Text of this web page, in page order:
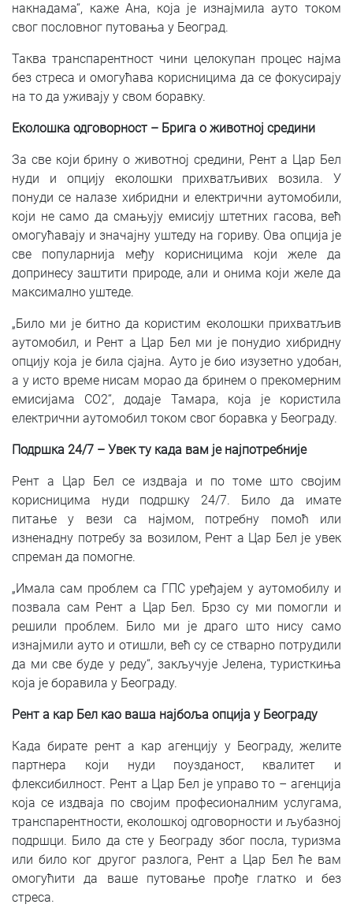
накнадама“, каже Ана, која је изнајмила ауто током
свог пословног путовања у Београд.
Таква транспарентност чини целокупан процес најма
без стреса и омогућава корисницима да се фокусирају
на то да уживају у свом боравку.
Еколошка одговорност – Брига о животној средини
За све који брину о животној средини, Рент а Цар Бел
нуди и опцију еколошки прихватљивих возила. У
понуди се налазе хибридни и електрични аутомобили,
који не само да смањују емисију штетних гасова, већ
омогућавају и значајну уштеду на гориву. Ова опција је
све популарнија међу корисницима који желе да
допринесу заштити природе, али и онима који желе да
максимално уштеде.
„Било ми је битно да користим еколошки прихватљив
аутомобил, и Рент а Цар Бел ми је понудио хибридну
опцију која је била сјајна. Ауто је био изузетно удобан,
а у исто време нисам морао да бринем о прекомерним
емисијама CO2“, додаје Тамара, која је користила
електрични аутомобил током свог боравка у Београду.
Подршка 24/7 – Увек ту када вам је најпотребније
Рент а Цар Бел се издваја и по томе што својим
корисницима нуди подршку 24/7. Било да имате
питање у вези са најмом, потребну помоћ или
изненадну потребу за возилом, Рент а Цар Бел је увек
спреман да помогне.
„Имала сам проблем са ГПС уређајем у аутомобилу и
позвала сам Рент а Цар Бел. Брзо су ми помогли и
решили проблем. Било ми је драго што нису само
изнајмили ауто и отишли, већ су се стварно потрудили
да ми све буде у реду“, закључује Јелена, туристкиња
која је боравила у Београду.
Рент а кар Бел као ваша најбоља опција у Београду
Када бирате рент а кар агенцију у Београду, желите
партнера који нуди поузданост, квалитет и
флексибилност. Рент а Цар Бел је управо то – агенција
која се издваја по својим професионалним услугама,
транспарентности, еколошкој одговорности и љубазној
подршци. Било да сте у Београду због посла, туризма
или било ког другог разлога, Рент а Цар Бел ће вам
омогућити да ваше путовање прође глатко и без
стреса.